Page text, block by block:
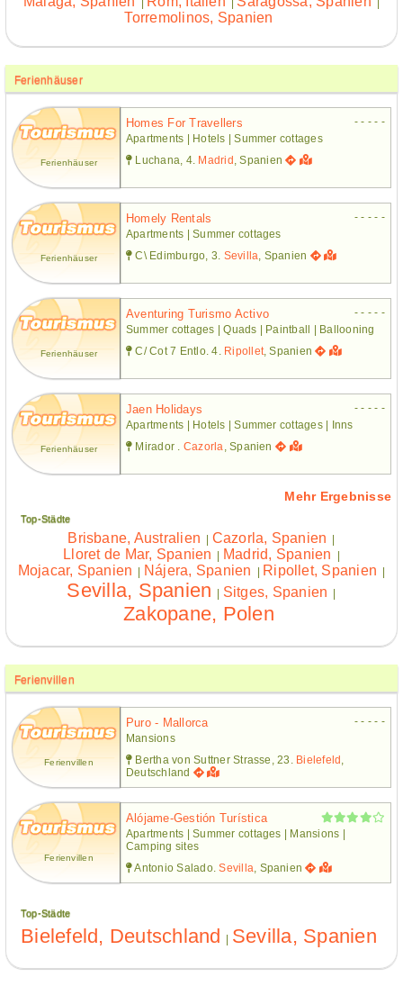
Torremolinos, Spanien
Ferienhäuser
Ferienhäuser
Homes For Travellers
- - - - -
Apartments | Hotels | Summer cottages
Luchana, 4. Madrid , Spanien
Ferienhäuser
Homely Rentals
- - - - -
Apartments | Summer cottages
C\ Edimburgo, 3. Sevilla , Spanien
Ferienhäuser
Aventuring Turismo Activo
- - - - -
Summer cottages | Quads | Paintball | Ballooning
C/ Cot 7 Entlo. 4. Ripollet, Spanien
Ferienhäuser
Jaen Holidays
- - - - -
Apartments | Hotels | Summer cottages | Inns
Mirador . Cazorla , Spanien
Mehr Ergebnisse
Top-Städte
Brisbane, Australien | Cazorla, Spanien |
Lloret de Mar, Spanien | Madrid, Spanien |
Mojacar, Spanien | Nájera, Spanien | Ripollet, Spanien |
Sevilla, Spanien | Sitges, Spanien |
Zakopane, Polen
Ferienvillen
Ferienvillen
Puro - Mallorca
- - - - -
Mansions
Bertha von Suttner Strasse, 23. Bielefeld
Deutschland
Ferienvillen
Alójame-Gestión Turística
Apartments | Summer cottages | Mansions |
Camping sites
Antonio Salado.Sevilla , Spanien
Top-Städte
Bielefeld, Deutschland | Sevilla, Spanien